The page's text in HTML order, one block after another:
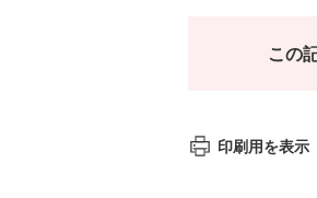
この
印刷用を表示